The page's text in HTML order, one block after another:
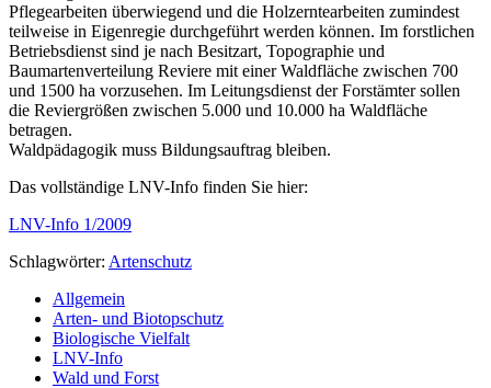
Pflegearbeiten überwiegend und die Holzerntearbeiten zumindest
teilweise in Eigenregie durchgeführt werden können. Im forstlichen
Betriebsdienst sind je nach Besitzart, Topographie und
Baumartenverteilung Reviere mit einer Waldfläche zwischen 700
und 1500 ha vorzusehen. Im Leitungsdienst der Forstämter sollen
die Reviergrößen zwischen 5.000 und 10.000 ha Waldfläche
betragen.
Waldpädagogik muss Bildungsauftrag bleiben.
Das vollständige LNV-Info finden Sie hier:
LNV-Info 1/2009
Schlagwörter: Artenschutz
Allgemein
Arten- und Biotopschutz
Biologische Vielfalt
LNV-Info
Wald und Forst